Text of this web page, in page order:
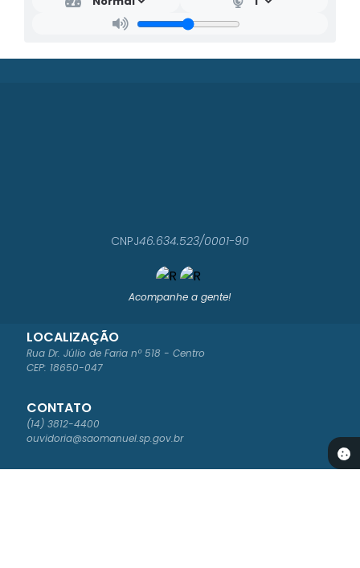
Acompanhe a gente!
LOCALIZAÇÃO
Rua Dr. Júlio de Faria nº 518 - Centro
CEP: 18650-047
CONTATO
(14) 3812-4400
ouvidoria@saomanuel.sp.gov.br
CNPJ46.634.523/0001-90